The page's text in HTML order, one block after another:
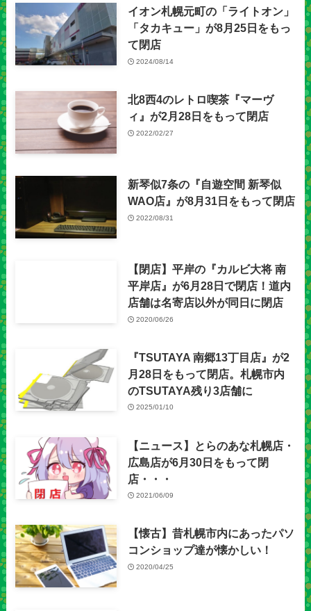
イオン札幌元町の「ライトオン」
「タカキュー」が8月25日をもっ
て閉店
2024/08/14
北8西4のレトロ喫茶『マーヴ
ィ』が2月28日をもって閉店
2022/02/27
新琴似7条の『自遊空間 新琴似
WAO店』が8月31日をもって閉店
2022/08/31
【閉店】平岸の『カルビ大将 南
平岸店』が6月28日で閉店！道内
店舗は名寄店以外が同日に閉店
2020/06/26
『TSUTAYA 南郷13丁目店』が2
月28日をもって閉店。札幌市内
のTSUTAYA残り3店舗に
2025/01/10
【ニュース】とらのあな札幌店・
広島店が6月30日をもって閉
店・・・
2021/06/09
【懐古】昔札幌市内にあったパソ
コンショップ達が懐かしい！
2020/04/25